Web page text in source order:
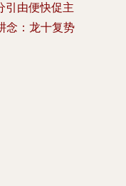
引由便快促主
念：龙十复势